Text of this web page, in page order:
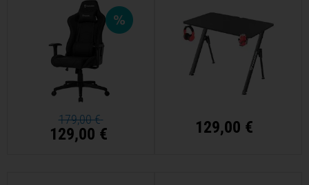
- Negro
179,00 €
129,00 € 129,00 €